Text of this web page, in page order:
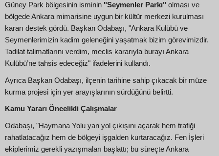
Güney Park bölgesinin isminin "Seymenler Parkı" olması ve
bölgede Ankara mimarisine uygun bir kültür merkezi kurulması
kararı destek gördü. Başkan Odabaşı, "Ankara Kulübü ve
Seymenlerimizin kadim geleneğini yaşatmak bizim görevimizdir.
Tadilat talimatlarını verdim, meclis kararıyla burayı Ankara
Kulübü’ne tahsis edeceğiz" ifadelerini kullandı.
Ayrıca Başkan Odabaşı, ilçenin tarihine sahip çıkacak bir müze
kurma projesi için yer arayışlarının sürdüğünü belirtti.
Kamu Yararı Öncelikli Çalışmalar
Odabaşı, "Haymana Yolu yan yol çıkışını açarak hem trafiği
rahatlatacağız hem de bölgeyi işgalden kurtaracağız. Fen İşleri
ekiplerimiz gerekli yazışmaları başlattı; bu süreçte Ankara